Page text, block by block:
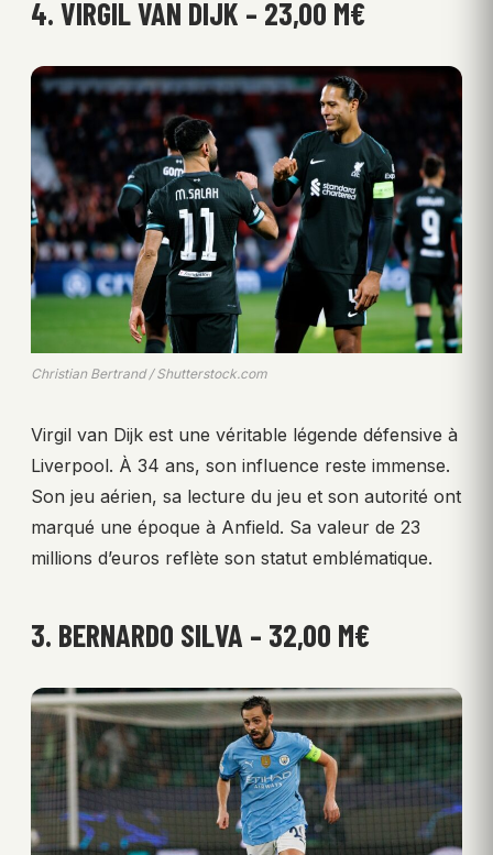
4. VIRGIL VAN DIJK – 23,00 M€
Christian Bertrand / Shutterstock.com
Virgil van Dijk est une véritable légende défensive à
Liverpool. À 34 ans, son influence reste immense.
Son jeu aérien, sa lecture du jeu et son autorité ont
marqué une époque à Anfield. Sa valeur de 23
millions d’euros reflète son statut emblématique.
3. BERNARDO SILVA – 32,00 M€